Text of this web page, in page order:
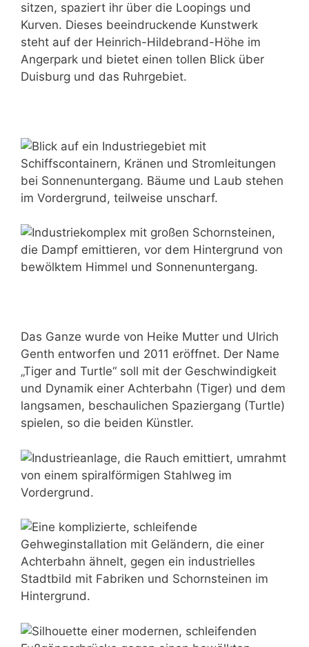
sitzen, spaziert ihr über die Loopings und
Kurven. Dieses beeindruckende Kunstwerk
steht auf der Heinrich-Hildebrand-Höhe im
Angerpark und bietet einen tollen Blick über
Duisburg und das Ruhrgebiet.
Das Ganze wurde von Heike Mutter und Ulrich
Genth entworfen und 2011 eröffnet. Der Name
„Tiger and Turtle“ soll mit der Geschwindigkeit
und Dynamik einer Achterbahn (Tiger) und dem
langsamen, beschaulichen Spaziergang (Turtle)
spielen, so die beiden Künstler.